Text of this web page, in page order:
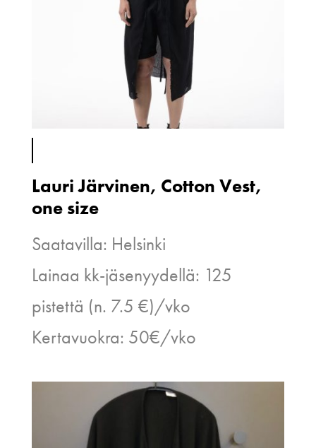
Lauri Järvinen, Cotton Vest,
one size
Saatavilla: Helsinki
Lainaa kk-jäsenyydellä: 125
pistettä (n. 7.5 €)/vko
Kertavuokra: 50€/vko